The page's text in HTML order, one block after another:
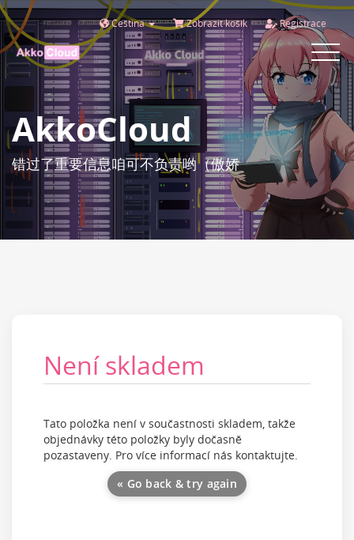
Čeština Zobrazit košík Registrace
Toggle
AkkoCloud
错过了重要信息咱可不负责哟（傲娇
Není skladem
Tato položka není v součastnosti skladem, takže
objednávky této položky byly dočasně
pozastaveny. Pro více informací nás kontaktujte.
« Go back & try again